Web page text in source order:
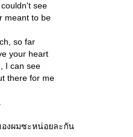
see
meant to be
so far
your heart
I can see
there for me
งผมซะหน่อยละกัน